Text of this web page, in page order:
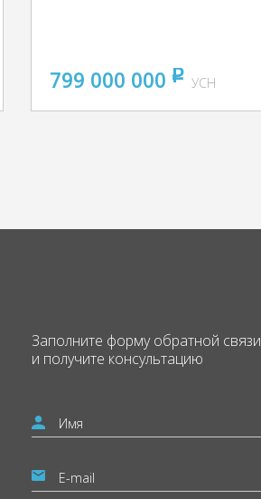
799 000 000 pуб
УСН
Заполните формуобратной связи
и получите консультацию